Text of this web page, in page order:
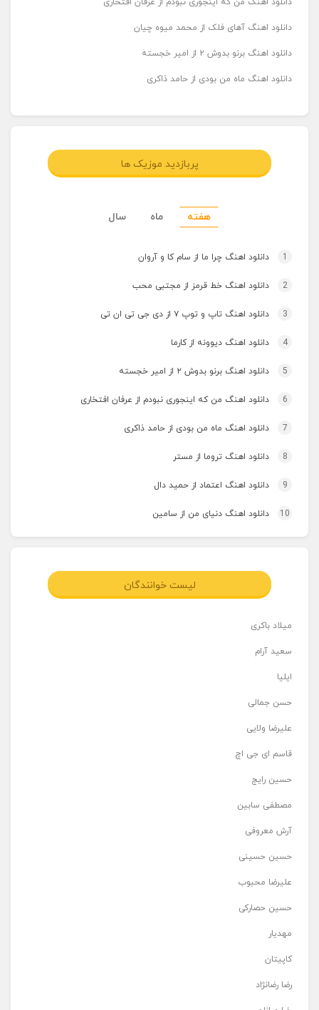
دانلود اهنگ آهای فلک از محمد میوه چیان
دانلود اهنگ برنو بدوش ۲ از امیر خجسته
دانلود اهنگ ماه من بودی از حامد ذاکری
پربازدید موزیک ها
هفته ماه سال
1 دانلود اهنگ چرا ما از سام کا و آروان
2 دانلود اهنگ خط قرمز از مجتبی محب
3 دانلود اهنگ تاپ و توپ ۷ از دی جی تی ان تی
4 دانلود اهنگ دیوونه از کارما
5 دانلود اهنگ برنو بدوش ۲ از امیر خجسته
6 دانلود اهنگ من که اینجوری نبودم از عرفان افتخاری
7 دانلود اهنگ ماه من بودی از حامد ذاکری
8 دانلود اهنگ تروما از مستر
9 دانلود اهنگ اعتماد از حمید دال
10 دانلود اهنگ دنیای من از سامین
لیست خوانندگان
میلاد باکری
سعید آرام
ایلیا
حسن جمالی
علیرضا ولایی
قاسم ای جی اچ
حسین رایج
مصطفی سابین
آرش معروفی
حسین حسینی
علیرضا محبوب
حسین حصارکی
مهدیار
کاپیتان
رضا رضانژاد